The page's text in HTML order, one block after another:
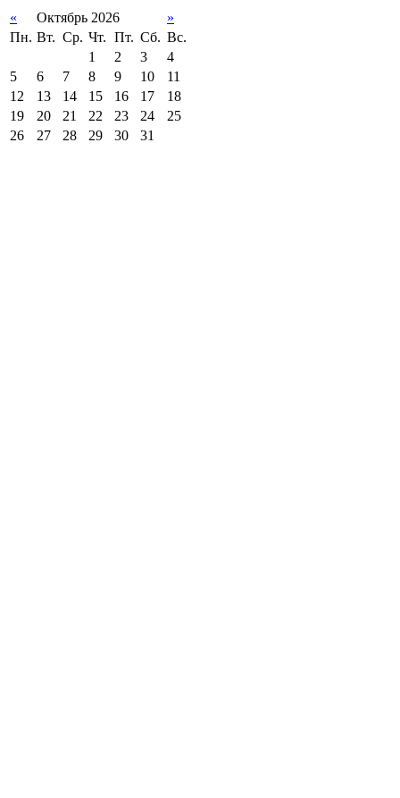
« Октябрь 2026
»
Пн. Вт. Ср. Чт. Пт. Сб. Вс.
1
2 3
4
5
6 7 8 9 10
11
12
13 14 15 16 17
18
19
20 21 22 23 24
25
26
27 28 29 30 31